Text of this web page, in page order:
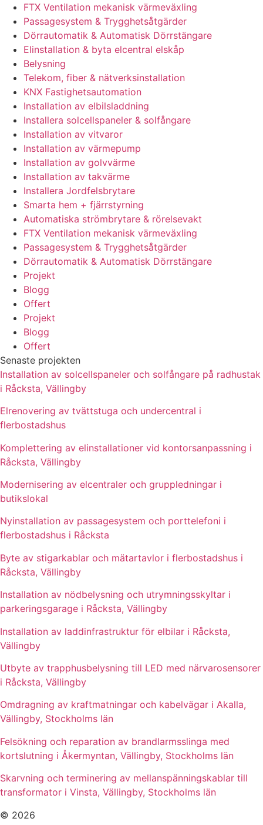
FTX Ventilation mekanisk värmeväxling
Passagesystem & Trygghetsåtgärder
Dörrautomatik & Automatisk Dörrstängare
Elinstallation & byta elcentral elskåp
Belysning
Telekom, fiber & nätverksinstallation
KNX Fastighetsautomation
Installation av elbilsladdning
Installera solcellspaneler & solfångare
Installation av vitvaror
Installation av värmepump
Installation av golvvärme
Installation av takvärme
Installera Jordfelsbrytare
Smarta hem + fjärrstyrning
Automatiska strömbrytare & rörelsevakt
FTX Ventilation mekanisk värmeväxling
Passagesystem & Trygghetsåtgärder
Dörrautomatik & Automatisk Dörrstängare
Projekt
Blogg
Offert
Projekt
Blogg
Offert
Senaste projekten
Installation av solcellspaneler och solfångare på radhustak
i Råcksta, Vällingby
Elrenovering av tvättstuga och undercentral i
flerbostadshus
Komplettering av elinstallationer vid kontorsanpassning i
Råcksta, Vällingby
Modernisering av elcentraler och gruppledningar i
butikslokal
Nyinstallation av passagesystem och porttelefoni i
flerbostadshus i Råcksta
Byte av stigarkablar och mätartavlor i flerbostadshus i
Råcksta, Vällingby
Installation av nödbelysning och utrymningsskyltar i
parkeringsgarage i Råcksta, Vällingby
Installation av laddinfrastruktur för elbilar i Råcksta,
Vällingby
Utbyte av trapphusbelysning till LED med närvarosensorer
i Råcksta, Vällingby
Omdragning av kraftmatningar och kabelvägar i Akalla,
Vällingby, Stockholms län
Felsökning och reparation av brandlarmsslinga med
kortslutning i Åkermyntan, Vällingby, Stockholms län
Skarvning och terminering av mellanspänningskablar till
transformator i Vinsta, Vällingby, Stockholms län
© 2026